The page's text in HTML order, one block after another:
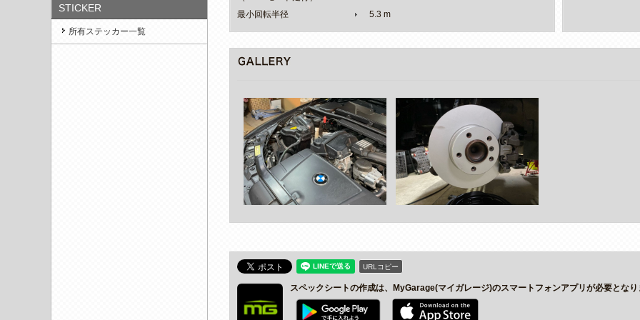
STICKER
所有ステッカー一覧
最小回転半径
5.3 m
URLコピー
スペックシートの作成は、MyGarage(マイガレージ)のスマートフォンアプリが必要となり